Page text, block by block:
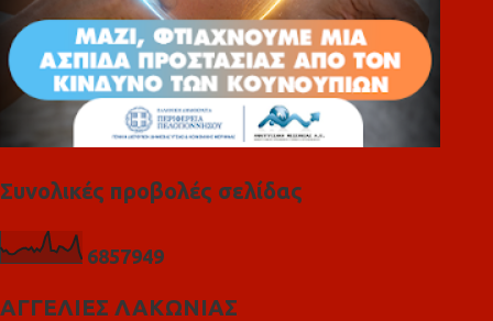
Συνολικές προβολές σελίδας
6857949
ΑΓΓΕΛΙΕΣ ΛΑΚΩΝΙΑΣ